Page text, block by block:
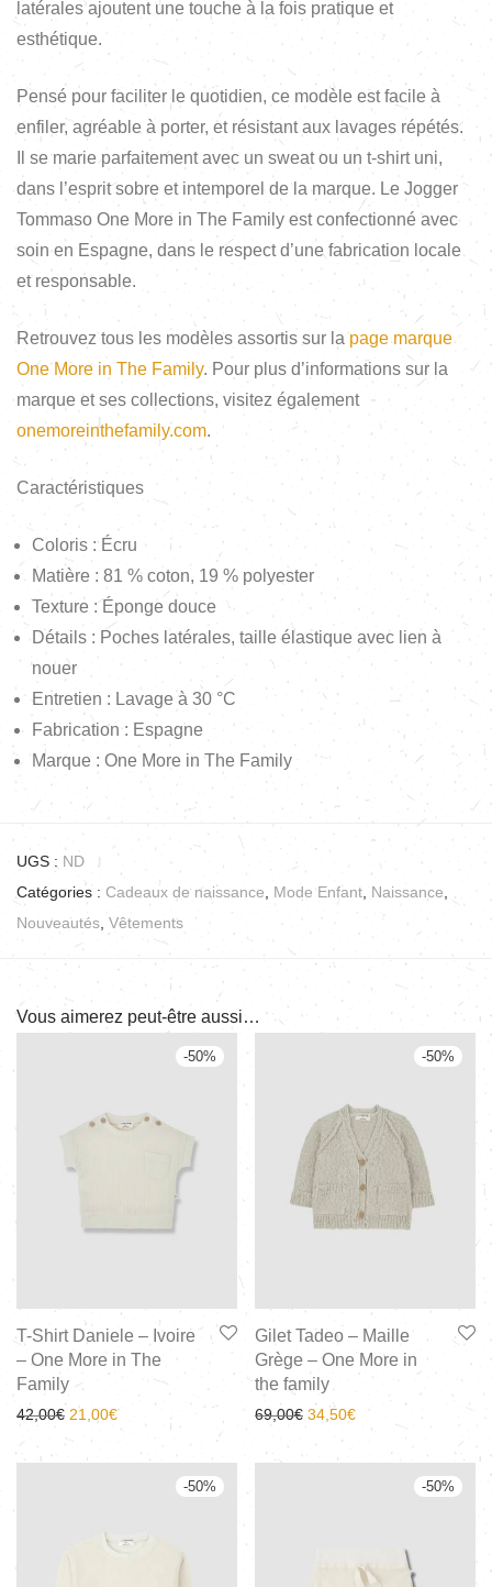
latérales ajoutent une touche à la fois pratique et
esthétique.
Pensé pour faciliter le quotidien, ce modèle est facile à
enfiler, agréable à porter, et résistant aux lavages répétés.
Il se marie parfaitement avec un sweat ou un t-shirt uni,
dans l’esprit sobre et intemporel de la marque. Le Jogger
Tommaso One More in The Family est confectionné avec
soin en Espagne, dans le respect d’une fabrication locale
et responsable.
Retrouvez tous les modèles assortis sur la page marque
One More in The Family. Pour plus d’informations sur la
marque et ses collections, visitez également
onemoreinthefamily.com.
Caractéristiques
Coloris : Écru
Matière : 81 % coton, 19 % polyester
Texture : Éponge douce
Détails : Poches latérales, taille élastique avec lien à
nouer
Entretien : Lavage à 30 °C
Fabrication : Espagne
Marque : One More in The Family
UGS : ND
Catégories : Cadeaux de naissance Mode Enfant Naissance
Nouveautés Vêtements
Vous aimerez peut-être aussi…
-50%
T-Shirt Daniele – Ivoire
– One More in The
Family
42,00€ 21,00€
-50%
Gilet Tadeo – Maille
Grège – One More in
the family
69,00€ 34,50€
-50% -50%